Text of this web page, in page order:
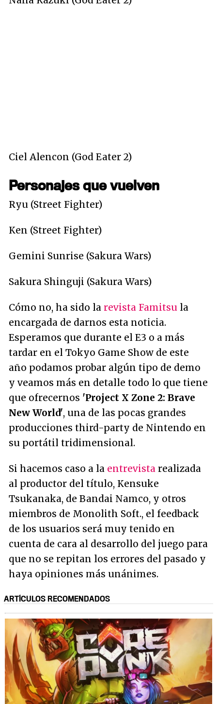
Ciel Alencon (God Eater 2)
Personajes que vuelven
Ryu (Street Fighter)
Ken (Street Fighter)
Gemini Sunrise (Sakura Wars)
Sakura Shinguji (Sakura Wars)
Cómo no, ha sido la revista Famitsu la
encargada de darnos esta noticia.
Esperamos que durante el E3 o a más
tardar en el Tokyo Game Show de este
año podamos probar algún tipo de demo
y veamos más en detalle todo lo que tiene
que ofrecernos 'Project X Zone 2: Brave
New World', una de las pocas grandes
producciones third-party de Nintendo en
su portátil tridimensional.
Si hacemos caso a la entrevista realizada
al productor del título, Kensuke
Tsukanaka, de Bandai Namco, y otros
miembros de Monolith Soft., el feedback
de los usuarios será muy tenido en
cuenta de cara al desarrollo del juego para
que no se repitan los errores del pasado y
haya opiniones más unánimes.
ARTÍCULOS RECOMENDADOS